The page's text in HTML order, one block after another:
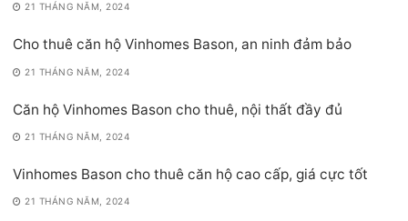
21 THÁNG NĂM, 2024
Cho thuê căn hộ Vinhomes Bason, an ninh đảm bảo
21 THÁNG NĂM, 2024
Căn hộ Vinhomes Bason cho thuê, nội thất đầy đủ
21 THÁNG NĂM, 2024
Vinhomes Bason cho thuê căn hộ cao cấp, giá cực tốt
21 THÁNG NĂM, 2024